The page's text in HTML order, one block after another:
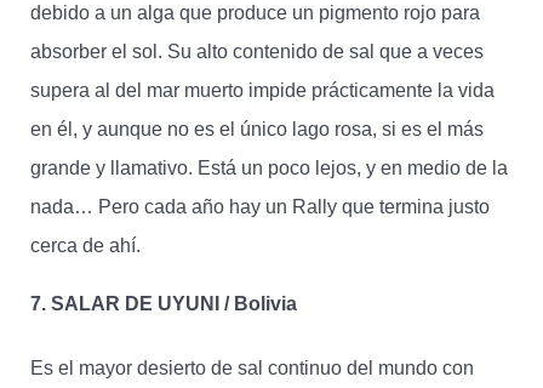
debido a un alga que produce un pigmento rojo para
absorber el sol. Su alto contenido de sal que a veces
supera al del mar muerto impide prácticamente la vida
en él, y aunque no es el único lago rosa, si es el más
grande y llamativo. Está un poco lejos, y en medio de la
nada… Pero cada año hay un Rally que termina justo
cerca de ahí.
7. SALAR DE UYUNI / Bolivia
Es el mayor desierto de sal continuo del mundo con